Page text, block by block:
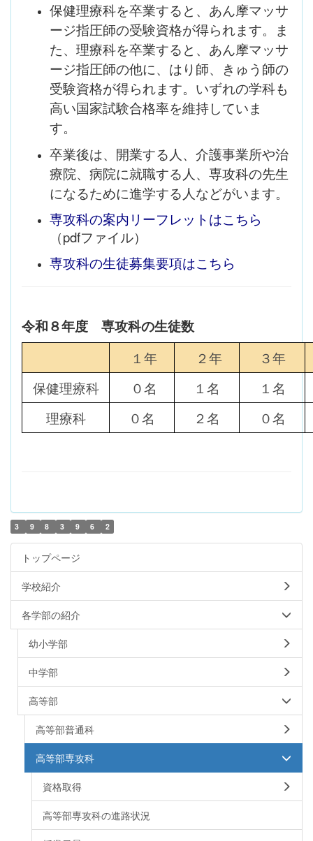
保健理療科を卒業すると、あん摩マッサ
ージ指圧師の受験資格が得られます。ま
た、理療科を卒業すると、あん摩マッサ
ージ指圧師の他に、はり師、きゅう師の
受験資格が得られます。いずれの学科も
高い国家試験合格率を維持していま
す。
卒業後は、開業する人、介護事業所や治
療院、病院に就職する人、専攻科の先生
になるために進学する人などがいます。
専攻科の案内リーフレットはこちら
（pdfファイル）
専攻科の生徒募集要項はこちら
令和８年度 専攻科の生徒数
１年 ２年
３年
保健理療科
０名 １名
１名
理療科
０名 ２名 ０名
3 9 8 3 9 6 2
トップページ
学校紹介
各学部の紹介
幼小学部
中学部
高等部
高等部普通科
高等部専攻科
資格取得
高等部専攻科の進路状況